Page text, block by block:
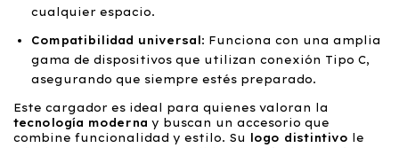
cualquier espacio.
Compatibilidad universal : Funciona con una amplia
gama de dispositivos que utilizan conexión Tipo C,
asegurando que siempre estés preparado.
Este cargador es ideal para quienes valoran la
tecnología moderna y buscan un accesorio que
combine funcionalidad y estilo. Su
logo distintivo le